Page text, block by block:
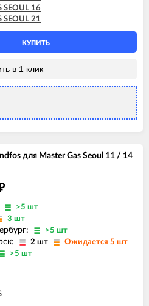
SEOUL 16
SEOUL 21
КУПИТЬ
в 1 клик
для Master Gas Seoul 11 / 14
>5 шт
3 шт
>5 шт
2 шт Ожидается 5 шт
>5 шт